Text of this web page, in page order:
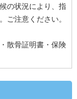
の状況により、指
ご注意ください。
散骨証明書・保険